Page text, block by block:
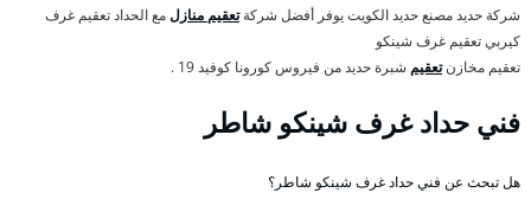
شركة حديد مصنع حديد الكويت يوفر أفضل شركةتعقيم منازلمع الحداد تعقيم غرف
كيربي تعقيم غرف شينكو
تعقيم مخازنتعقيم شبرة حديد من فيروس كورونا كوفيد 19 .
فني حداد غرف شينكو شاطر
هل تبحث عن فني حداد غرف شينكو شاطر؟